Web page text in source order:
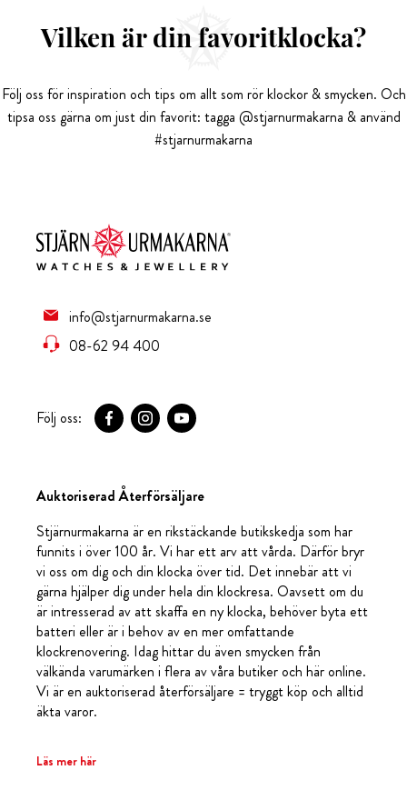
Vilken är din favoritklocka?
Följ oss för inspiration och tips om allt som rör klockor & smycken. Och
tipsa oss gärna om just din favorit: tagga @stjarnurmakarna & använd
#stjarnurmakarna
info@stjarnurmakarna.se
08-62 94 400
Följ oss:
Auktoriserad Återförsäljare
Stjärnurmakarna är en rikstäckande butikskedja som har
funnits i över 100 år. Vi har ett arv att vårda. Därför bryr
vi oss om dig och din klocka över tid. Det innebär att vi
gärna hjälper dig under hela din klockresa. Oavsett om du
är intresserad av att skaffa en ny klocka, behöver byta ett
batteri eller är i behov av en mer omfattande
klockrenovering. Idag hittar du även smycken från
välkända varumärken i flera av våra butiker och här online.
Vi är en auktoriserad återförsäljare = tryggt köp och alltid
äkta varor.
Läs mer här